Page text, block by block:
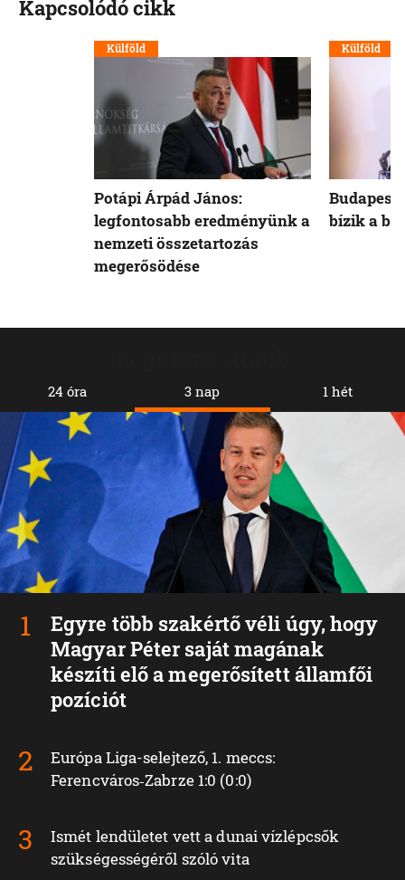
24 óra 3 nap
Egyre több szakértő véli úgy, hogy
Magyar Péter saját magának
készíti elő a megerősített államfői
pozíciót
Európa Liga-selejtező, 1. meccs:
Ferencváros‑Zabrze 1:0 (0:0)
Ismét lendületet vett a dunai vízlépcsők
szükségességéről szóló vita
1 hét
Kapcsolódó cikk
Külföld
Potápi Árpád János:
legfontosabb eredményünk a
nemzeti összetartozás
megerősödése
Külföld
Budapest
bízik a